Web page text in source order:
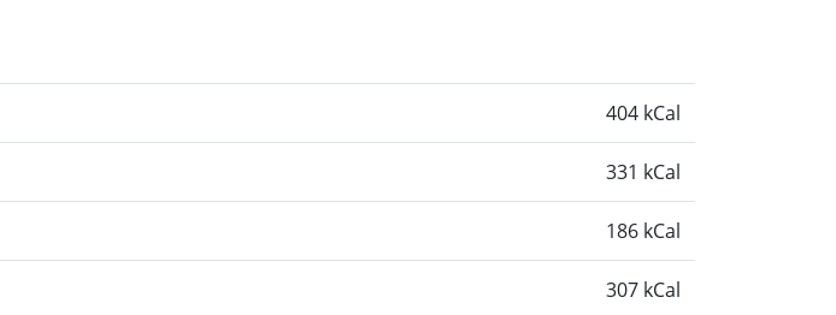
404 kCal
331 kCal
186 kCal
307 kCal